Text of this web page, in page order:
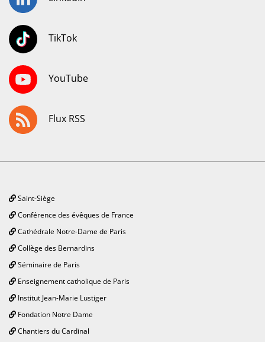
TikTok
YouTube
Flux RSS
Saint-Siège
Conférence des évêques de France
Cathédrale Notre-Dame de Paris
Collège des Bernardins
Séminaire de Paris
Enseignement catholique de Paris
Institut Jean-Marie Lustiger
Fondation Notre Dame
Chantiers du Cardinal